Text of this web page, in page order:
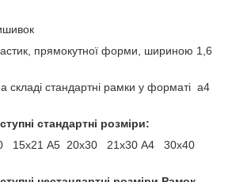
прямокутної форми, шириною 1,6
складі стандартні рамки у форматі а4
стандартні розміри:
15х21 А5 20х30 21х30 А4 30х40